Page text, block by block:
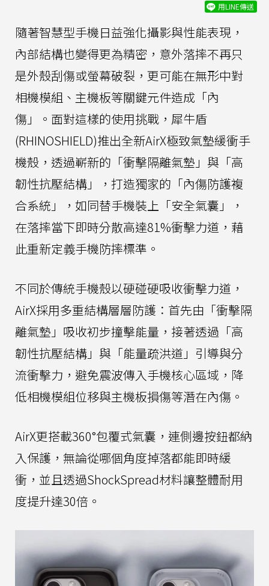
用LINE傳送
隨著智慧型手機日益強化攝影與性能表現，
內部結構也變得更為精密，意外落摔不再只
是外殼刮傷或螢幕破裂，更可能在無形中對
相機模組、主機板等關鍵元件造成「內
傷」。面對這樣的使用挑戰，犀牛盾
(RHINOSHIELD)推出全新AirX極致氣墊緩衝手
機殼，透過嶄新的「衝擊隔離氣墊」與「高
韌性抗壓結構」，打造獨家的「內傷防護複
合系統」，如同替手機裝上「安全氣囊」，
在落摔當下即時分散高達81%衝擊力道，藉
此重新定義手機防摔標準。
不同於傳統手機殼以硬碰硬吸收衝擊力道，
AirX採用多重結構層層防護：首先由「衝擊隔
離氣墊」吸收初步撞擊能量，接著透過「高
韌性抗壓結構」與「能量疏洪道」引導與分
流衝擊力，避免震波傳入手機核心區域，降
低相機模組位移與主機板損傷等潛在內傷。
AirX更搭載360°包覆式氣囊，連側邊按鈕都納
入保護，無論從哪個角度掉落都能即時緩
衝，並且透過ShockSpread材料讓整體耐用
度提升達30倍。